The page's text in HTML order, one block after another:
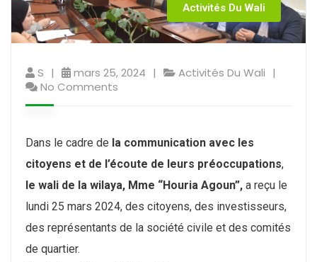
Activités Du Wali
S mars 25, 2024
Activités Du Wali
No Comments
Dans le cadre de la communication avec les
citoyens et de l’écoute de leurs préoccupations,
le wali de la wilaya, Mme “Houria Agoun”, a reçu le
lundi 25 mars 2024, des citoyens, des investisseurs,
des représentants de la société civile et des comités
de quartier.